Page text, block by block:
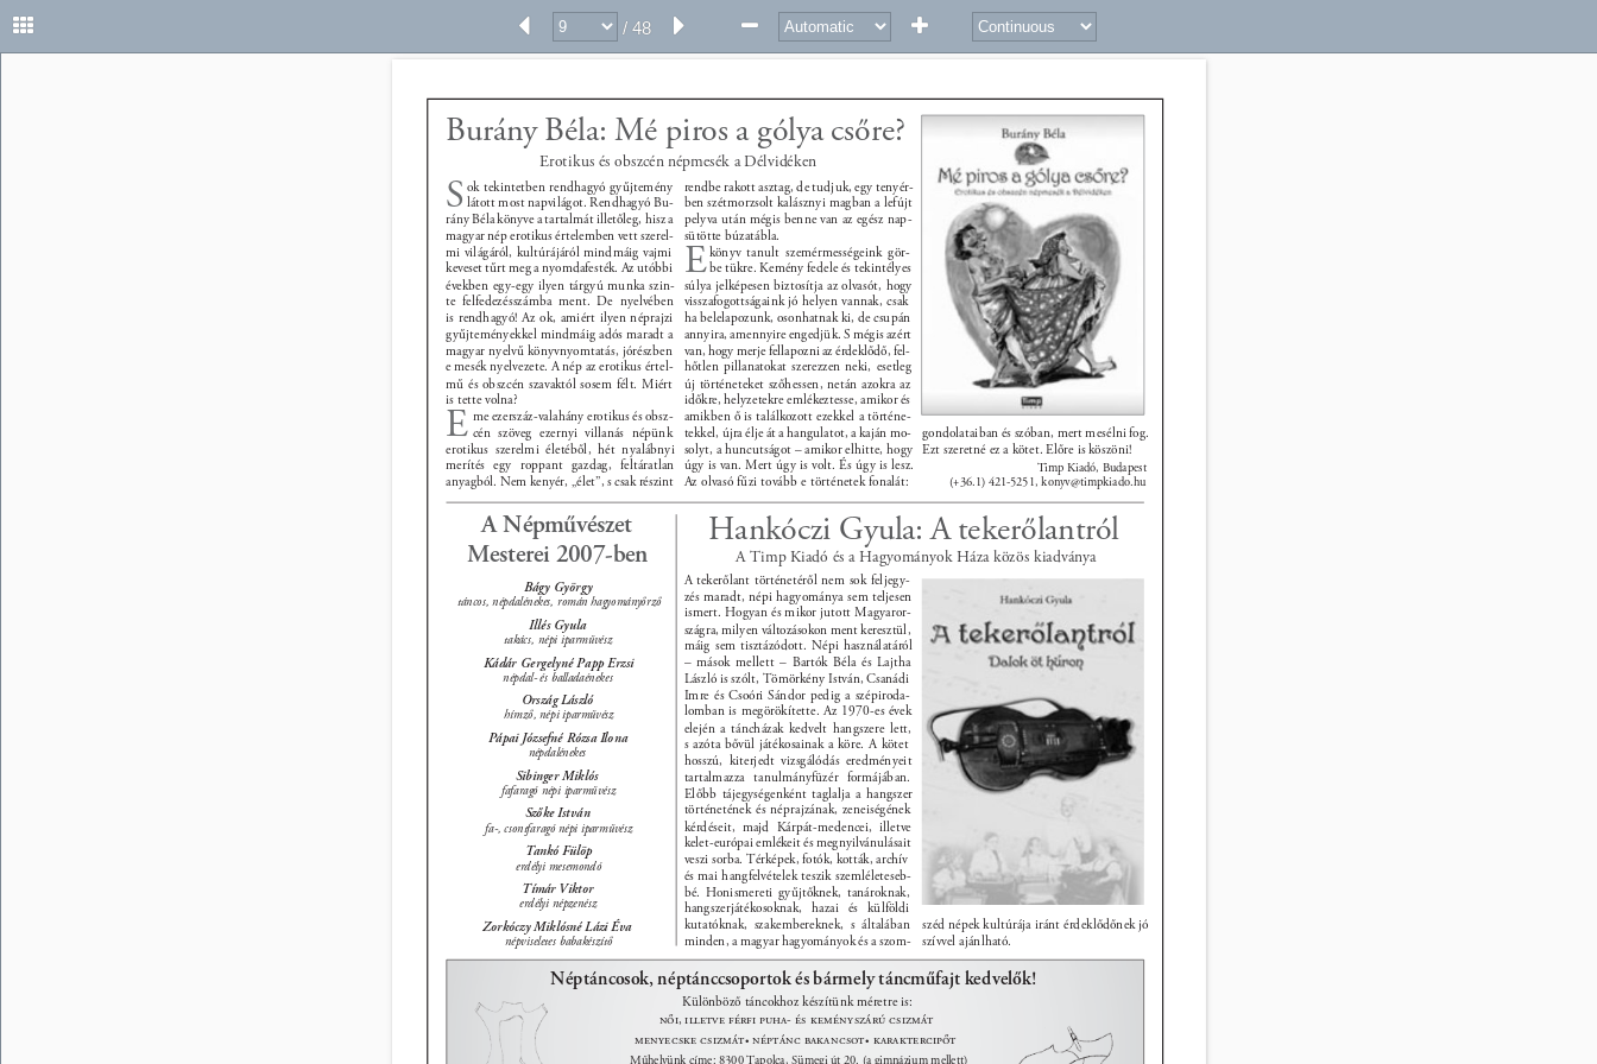
/ 48
Burány Béla: Mé piros a gólya csőre?
Erotikus és obszcén népmesék a Délvidéken
S ok tekintetben rendhagyó gyűjtemény
látott most napvilágot. Rendhagyó Bu-
rány Béla könyve a tartalmát illetőleg, hisz a
magyar nép erotikus értelemben vett szerel-
mi világáról, kultúrájáról mindmáig vajmi
keveset tűrt meg a nyomdafesték. Az utóbbi
években egy-egy ilyen tárgyú munka szin-
te felfedezésszámba ment. De nyelvében
is rendhagyó! Az ok, amiért ilyen néprajzi
gyűjteményekkel mindmáig adós maradt a
magyar nyelvű könyvnyomtatás, jórészben
e mesék nyelvezete. A nép az erotikus értel-
mű és obszcén szavaktól sosem félt. Miért
is tette volna?
E me ezerszáz-valahány erotikus és obsz-
cén szöveg ezernyi villanás népünk
erotikus szerelmi életéből, hét nyalábnyi
merítés egy roppant gazdag, feltáratlan
anyagból. Nem kenyér, „élet”, s csak részint
rendbe rakott asztag, de tudjuk, egy tenyér-
ben szétmorzsolt kalásznyi magban a lefújt
pelyva után mégis benne van az egész nap-
sütötte búzatábla.
E könyv tanult szemérmességeink gör-
be tükre. Kemény fedele és tekintélyes
súlya jelképesen biztosítja az olvasót, hogy
visszafogottságaink jó helyen vannak, csak
ha belelapozunk, osonhatnak ki, de csupán
annyira, amennyire engedjük. S mégis azért
van, hogy merje fellapozni az érdeklődő, fel-
hőtlen pillanatokat szerezzen neki, esetleg
új történeteket szőhessen, netán azokra az
időkre, helyzetekre emlékeztesse, amikor és
amikben ő is találkozott ezekkel a történe-
tekkel, újra élje át a hangulatot, a kaján mo-
solyt, a huncutságot – amikor elhitte, hogy
úgy is van. Mert úgy is volt. És úgy is lesz.
Az olvasó fűzi tovább e történetek fonalát:
gondolataiban és szóban, mert mesélni fog.
Ezt szeretné ez a kötet. Előre is köszöni!
Timp Kiadó, Budapest
(+36.1) 421-5251, konyv@timpkiado.hu
Hankóczi Gyula: A tekerőlantról
A Timp Kiadó és a Hagyományok Háza közös kiadványa
A tekerőlant történetéről nem sok feljegy-
zés maradt, népi hagyománya sem teljesen
ismert. Hogyan és mikor jutott Magyaror-
szágra, milyen változásokon ment keresztül,
máig sem tisztázódott. Népi használatáról
– mások mellett – Bartók Béla és Lajtha
László is szólt, Tömörkény István, Csanádi
Imre és Csoóri Sándor pedig a szépiroda-
lomban is megörökítette. Az 1970-es évek
elején a táncházak kedvelt hangszere lett,
s azóta bővül játékosainak a köre. A kötet
hosszú, kiterjedt vizsgálódás eredményeit
tartalmazza tanulmányfüzér formájában.
Előbb tájegységenként taglalja a hangszer
történetének és néprajzának, zeneiségének
kérdéseit, majd Kárpát-medencei, illetve
kelet-európai emlékeit és megnyilvánulásait
veszi sorba. Térképek, fotók, kották, archív
és mai hangfelvételek teszik szemléleteseb-
bé. Honismereti gyűjtőknek, tanároknak,
hangszerjátékosoknak, hazai és külföldi
kutatóknak, szakembereknek, s általában
minden, a magyar hagyományok és a szom-
széd népek kultúrája iránt érdeklődőnek jó
szívvel ajánlható.
Néptáncosok, néptánccsoportok és bármely táncműfajt kedvelők!
Különböző táncokhoz készítünk méretre is:
ni, illetve férfi puha- és keményszárú csizmát
menyecske csizmát • néptánc bakancsot • karaktercipt
Műhelyünk címe: 8300 Tapolca, Sümegi út 20. (a gimnázium mellett)
A Népművészet
Mesterei 2007-ben
Bágy György
táncos, népdalénekes, román hagyományőrző
Illés Gyula
takács, népi iparművész
Kádár Gergelyné Papp Erzsi
népdal- és balladaénekes
Ország László
hímző, népi iparművész
Pápai Józsefné Rózsa Ilona
népdalénekes
Sibinger Miklós
fafaragó népi iparművész
Szőke István
fa-, csontfaragó népi iparművész
Tankó Fülöp
erdélyi mesemondó
Tímár Viktor
erdélyi népzenész
Zorkóczy Miklósné Lázi Éva
népviseletes babakészítő